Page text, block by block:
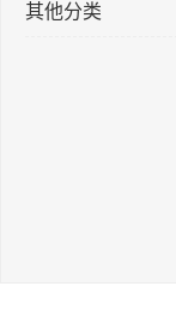
其他分类